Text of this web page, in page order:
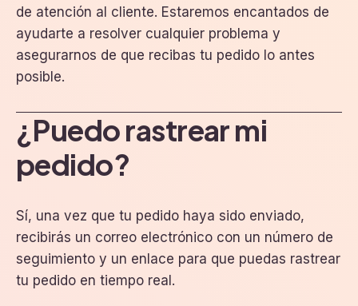
de atención al cliente. Estaremos encantados de
ayudarte a resolver cualquier problema y
asegurarnos de que recibas tu pedido lo antes
posible.
¿Puedo rastrear mi
pedido?
Sí, una vez que tu pedido haya sido enviado,
recibirás un correo electrónico con un número de
seguimiento y un enlace para que puedas rastrear
tu pedido en tiempo real.